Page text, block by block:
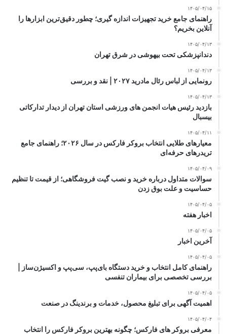
۱۴۰۵/۰۴/۱۵
راهنمای جامع خرید تجهیزات اندازه گیری؛ چطور دقیق‌ترین ابزارها را
آنلاین بخریم؟
۱۴۰۵/۰۴/۱۳
دندانپزشکی تحت بیهوشی در شرق تهران
۱۴۰۵/۰۴/۱۳
رونمایی از لباس رئال مادرید ۲۰۲۷ | نقد و بررسی
۱۴۰۵/۰۴/۱۳
بازدید رئیس هیات انجمن های ورزشی استان تهران از دیدار تدارکاتی
بیسبال
۱۴۰۵/۰۴/۱۱
معیارهای طلایی انتخاب بروکر فارکس در سال ۲۰۲۶؛ راهنمای جامع
تریدرهای حرفه‌ای
۱۴۰۵/۰۴/۰۹
سوالات متداول درباره خرید و نصب گیت فروشگاهی؛ از قیمت تا تنظیم
حساسیت و علت بوق زدن
۱۴۰۵/۰۴/۰۵
اخبار هفته
۱۴۰۵/۰۴/۰۵
آخرین اخبار
۱۴۰۵/۰۴/۰۵
راهنمای کامل انتخاب و خرید دستگاه بای‌پپ، سی‌پپ و اکسیژن‌ساز |
بررسی تخصصی برای بیماران تنفسی
۱۴۰۵/۰۴/۰۵
اهمیت آگهی برای تبلیغ محصول، خدمات و برندینگ در صنعت
۱۴۰۵/۰۴/۰۴
معرفی بروکر های فارکس؛ چگونه بهترین بروکر فارکس را انتخاب